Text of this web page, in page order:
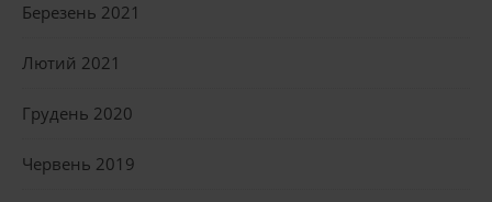
Березень 2021
Лютий 2021
Грудень 2020
Червень 2019